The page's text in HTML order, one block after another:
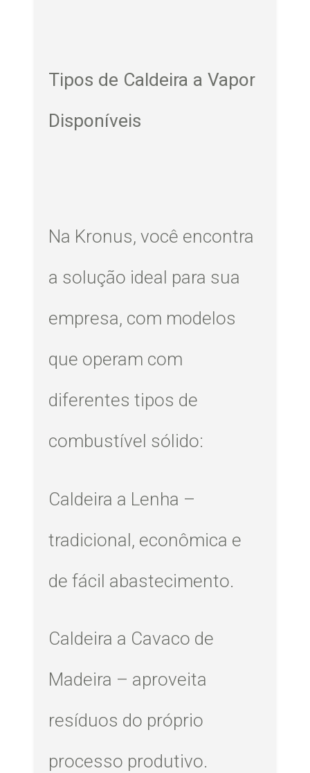
Tipos de Caldeira a Vapor
Disponíveis
Na Kronus, você encontra
a solução ideal para sua
empresa, com modelos
que operam com
diferentes tipos de
combustível sólido:
Caldeira a Lenha –
tradicional, econômica e
de fácil abastecimento.
Caldeira a Cavaco de
Madeira – aproveita
resíduos do próprio
processo produtivo.